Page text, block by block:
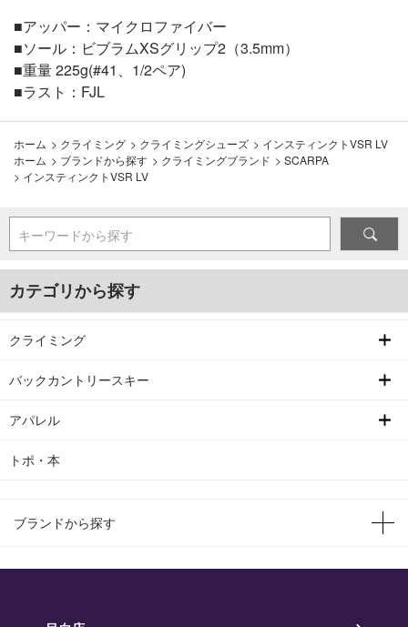
■アッパー：マイクロファイバー
■ソール：ビブラムXSグリップ2（3.5mm）
■重量 225g(#41、1/2ペア)
■ラスト：FJL
ホーム > クライミング > クライミングシューズ > インスティンクトVSR LV
ホーム > ブランドから探す > クライミングブランド > SCARPA
> インスティンクトVSR LV
キーワードから探す
カテゴリから探す
クライミング
バックカントリースキー
アパレル
トポ・本
ブランドから探す